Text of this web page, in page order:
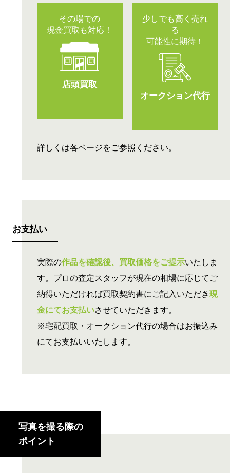
その場での
現金買取も対応！
店頭買取
少しでも高く売れ
る
可能性に期待！
オークション代行
詳しくは各ページをご参照ください。
お支払い
実際の作品を確認後、買取価格をご提示いたしま
す。プロの査定スタッフが現在の相場に応じてご
納得いただければ買取契約書にご記入いただき現
金にてお支払いさせていただきます。
※宅配買取・オークション代行の場合はお振込み
にてお支払いいたします。
写真を撮る際の
ポイント